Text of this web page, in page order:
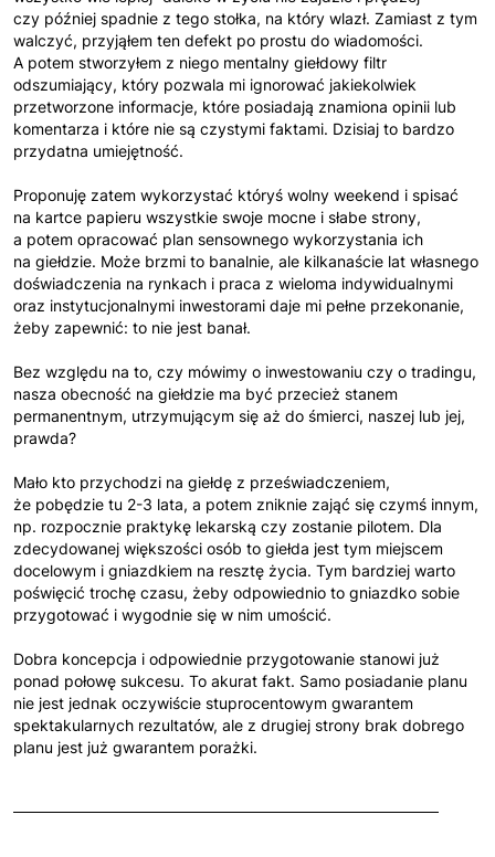
czy później spadnie z tego stołka, na który wlazł. Zamiast z tym
walczyć, przyjąłem ten defekt po prostu do wiadomości.
A potem stworzyłem z niego mentalny giełdowy filtr
odszumiający, który pozwala mi ignorować jakiekolwiek
przetworzone informacje, które posiadają znamiona opinii lub
komentarza i które nie są czystymi faktami. Dzisiaj to bardzo
przydatna umiejętność.
Proponuję zatem wykorzystać któryś wolny weekend i spisać
na kartce papieru wszystkie swoje mocne i słabe strony,
a potem opracować plan sensownego wykorzystania ich
na giełdzie. Może brzmi to banalnie, ale kilkanaście lat własnego
doświadczenia na rynkach i praca z wieloma indywidualnymi
oraz instytucjonalnymi inwestorami daje mi pełne przekonanie,
żeby zapewnić: to nie jest banał.
Bez względu na to, czy mówimy o inwestowaniu czy o tradingu,
nasza obecność na giełdzie ma być przecież stanem
permanentnym, utrzymującym się aż do śmierci, naszej lub jej,
prawda?
Mało kto przychodzi na giełdę z przeświadczeniem,
że pobędzie tu 2-3 lata, a potem zniknie zająć się czymś innym,
np. rozpocznie praktykę lekarską czy zostanie pilotem. Dla
zdecydowanej większości osób to giełda jest tym miejscem
docelowym i gniazdkiem na resztę życia. Tym bardziej warto
poświęcić trochę czasu, żeby odpowiednio to gniazdko sobie
przygotować i wygodnie się w nim umościć.
Dobra koncepcja i odpowiednie przygotowanie stanowi już
ponad połowę sukcesu. To akurat fakt. Samo posiadanie planu
nie jest jednak oczywiście stuprocentowym gwarantem
spektakularnych rezultatów, ale z drugiej strony brak dobrego
planu jest już gwarantem porażki.